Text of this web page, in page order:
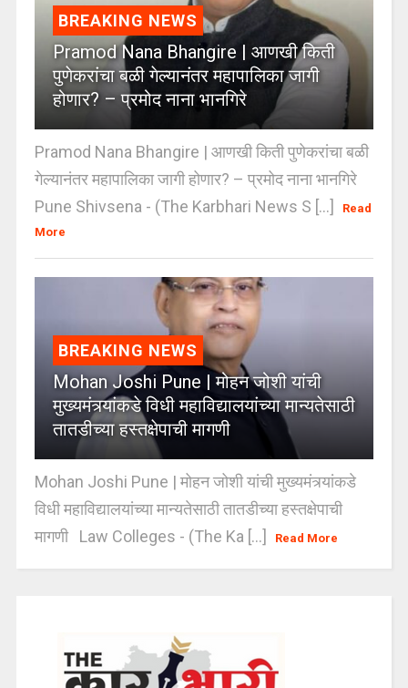
BREAKING NEWS
Pramod Nana Bhangire | आणखी किती
पुणेकरांचा बळी गेल्यानंतर महापालिका जागी
होणार? – प्रमोद नाना भानगिरे
Pramod Nana Bhangire | आणखी किती पुणेकरांचा बळी
गेल्यानंतर महापालिका जागी होणार? – प्रमोद नाना भानगिरे
Pune Shivsena - (The Karbhari News S [...]
Read
More
BREAKING NEWS
Mohan Joshi Pune | मोहन जोशी यांची
मुख्यमंत्र्यांकडे विधी महाविद्यालयांच्या मान्यतेसाठी
तातडीच्या हस्तक्षेपाची मागणी
Mohan Joshi Pune | मोहन जोशी यांची मुख्यमंत्र्यांकडे
विधी महाविद्यालयांच्या मान्यतेसाठी तातडीच्या हस्तक्षेपाची
मागणी Law Colleges - (The Ka [...]
Read More